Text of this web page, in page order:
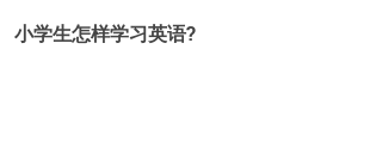
小学生怎样学习英语?